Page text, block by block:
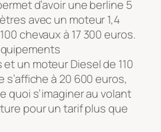
d’avoir une berline 5
avec un moteur 1,4
chevaux à 17 300 euros.
un moteur Diesel de 110
s’affiche à 20 600 euros,
quoi s’imaginer au volant
pour un tarif plus que